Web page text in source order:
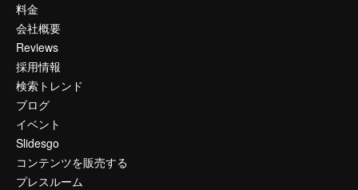
料金
会社概要
Reviews
採用情報
検索トレンド
ブログ
イベント
Slidesgo
コンテンツを販売する
プレスルーム